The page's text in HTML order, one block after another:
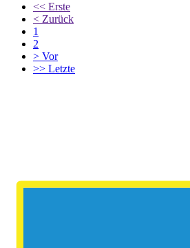
<< Erste
< Zurück
1
2
> Vor
>> Letzte